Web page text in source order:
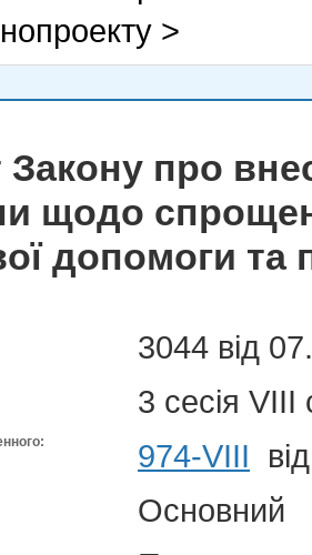
>
Закону про
щодо
допомоги та
3044 від
3 сесія VIII
974-VIII
Основний